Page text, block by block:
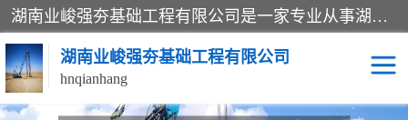
湖南业峻强夯基础工程有限公司是一家专业从事湖南强夯基础工程、强夯机租赁，地基处理的施工单位。业务覆盖：湖南、广东，江西等地。可承接1000KN.m-25000KN.m强夯（置换）工程。公司创始人是国内较早期从事强夯施工的建设者，经过多年的一步一个脚印的发展，在行业内具有较高的度和良好的口碑。
湖南业峻强夯基础工程有限公司
hnqianhang